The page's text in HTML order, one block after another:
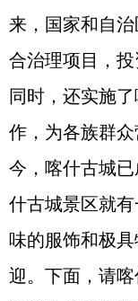
来，国家和自
合治理项目，
同时，还实施
作，为各族群
今，喀什古城
什古城景区就
味的服饰和极
迎。下面，请